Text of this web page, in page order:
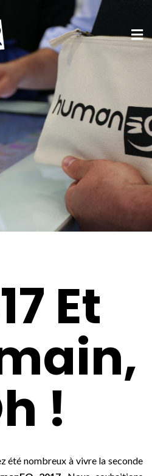
Et
!
été nombreux à vivre la seconde